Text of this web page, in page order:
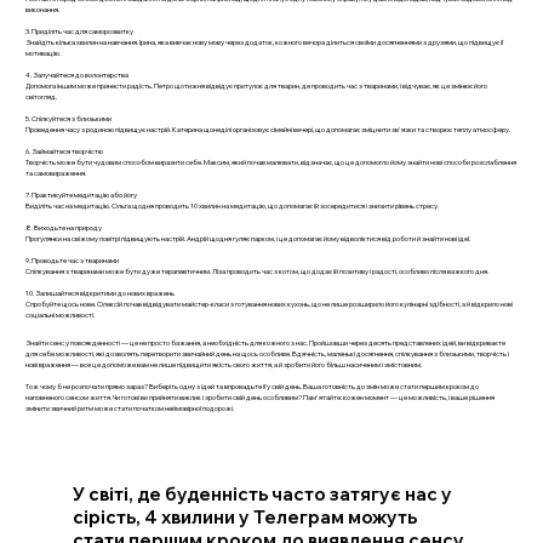
виконання.
3. Приділіть час для саморозвитку
Знайдіть кілька хвилин на навчання. Ірина, яка вивчає нову мову через додаток, кожного вечора ділиться своїми досягненнями з друзями, що підвищує її
мотивацію.
4. Залучайтеся до волонтерства
Допомога іншим може принести радість. Петро щотижня відвідує притулок для тварин, де проводить час з тваринами, і відчуває, як це змінює його
світогляд.
5. Спілкуйтеся з близькими
Проведення часу з родиною підвищує настрій. Катерина щонеділі організовує сімейні вечері, що допомагає зміцнити зв'язки та створює теплу атмосферу.
6. Займайтеся творчістю
Творчість може бути чудовим способом виразити себе. Максим, який почав малювати, відзначає, що це допомогло йому знайти нові способи розслаблення
та самовираження.
7. Практикуйте медитацію або йогу
Виділіть час на медитацію. Ольга щодня проводить 10 хвилин на медитацію, що допомагає їй зосередитися і знизити рівень стресу.
8. Виходьте на природу
Прогулянки на свіжому повітрі підвищують настрій. Андрій щодня гуляє парком, і це допомагає йому відволіктися від роботи й знайти нові ідеї.
9. Проводьте час з тваринами
Спілкування з тваринами може бути дуже терапевтичним. Ліза проводить час з котом, що додає їй позитиву і радості, особливо після важкого дня.
10. Залишайтеся відкритими до нових вражень
Спробуйте щось нове. Олексій почав відвідувати майстер-класи з готування нових кухонь, що не лише розширило його кулінарні здібності, а й відкрило нові
соціальні можливості.
Знайти сенс у повсякденності — це не просто бажання, а необхідність для кожного з нас. Пройшовши через десять представлених ідей, ви відкриваєте
для себе можливості, які дозволять перетворити звичайний день на щось особливе. Вдячність, маленькі досягнення, спілкування з близькими, творчість і
нові враження — все це допоможе вам не лише підвищити якість свого життя, а й зробити його більш насиченим і змістовним.
Тож чому б не розпочати прямо зараз? Виберіть одну з ідей та впровадьте її у свій день. Ваша готовність до змін може стати першим кроком до
наповненого сенсом життя. Чи готові ви прийняти виклик і зробити свій день особливим? Пам'ятайте: кожен момент — це можливість, і ваше рішення
змінити звичний ритм може стати початком неймовірної подорожі.
У світі, де буденність часто затягує нас у
сірість, 4 хвилини у Телеграм можуть